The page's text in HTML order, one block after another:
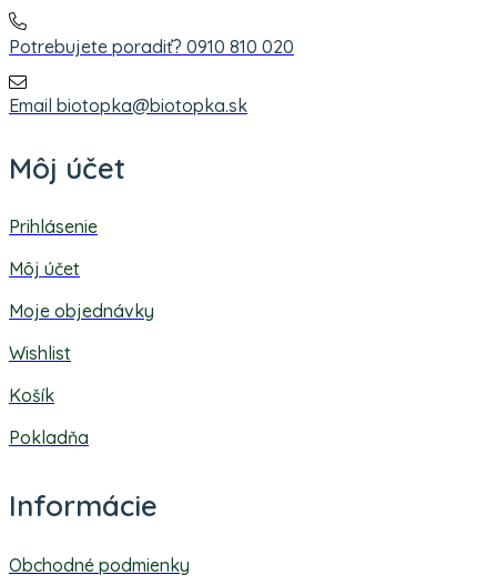
Potrebujete poradiť? 0910 810 020
Email biotopka@biotopka.sk
Môj účet
Prihlásenie
Môj účet
Moje objednávky
Wishlist
Košík
Pokladňa
Informácie
Obchodné podmienky